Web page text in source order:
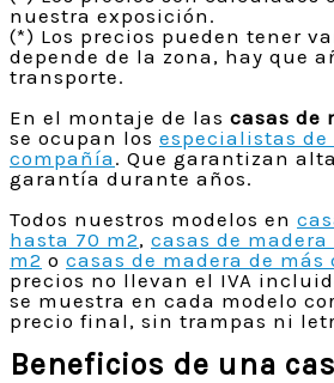
nuestra exposición.
(*) Los precios pueden tener
depende de la zona, hay que
transporte.
En el montaje de las casas de
se ocupan los especialistas de
compañía . Que garantizan
garantía durante años.
Todos nuestros modelos en
hasta 70 m2, casas de madera
m2 o casas de madera de más
precios no llevan el IVA
se muestra en cada modelo
precio final, sin trampas ni
Beneficios de una